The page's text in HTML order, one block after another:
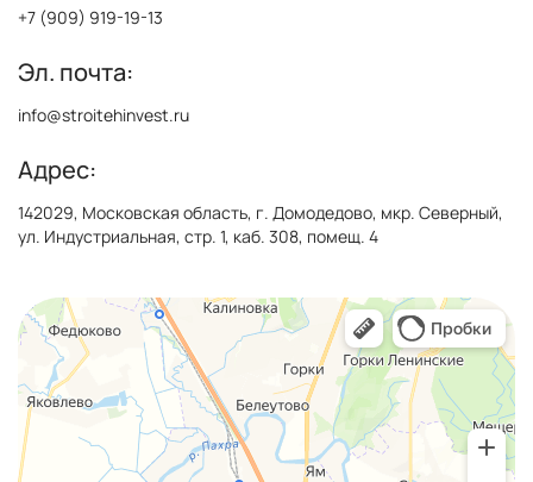
+7 (909) 919-19-13
Эл. почта:
info@stroitehinvest.ru
Адрес:
142029, Московская область, г. Домодедово, мкр. Северный,
ул. Индустриальная, стр. 1, каб. 308, помещ. 4